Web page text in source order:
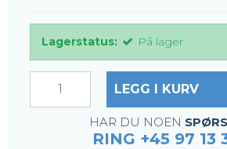
Lagerstatus: På lager
LEGG I KURV
HAR DU NOEN
RING +45 97 13